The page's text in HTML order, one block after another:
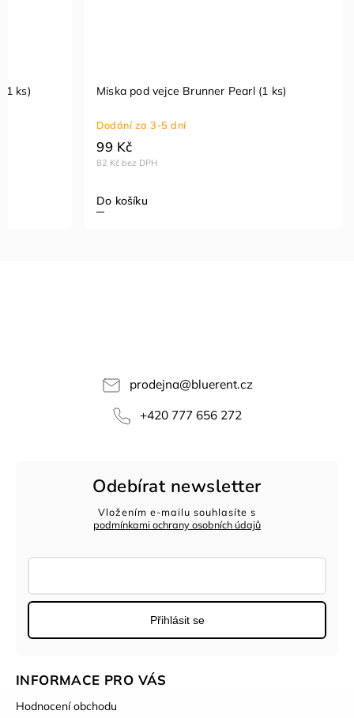
ks) Miska pod vejce Brunner Pearl (1 ks)
Dodání za 3-5 dní
82 Kč bez DPH
99 Kč
Do košíku
prodejna@bluerent.cz
+420 777 656 272
Odebírat newsletter
Vložením e-mailu souhlasíte s
podmínkami ochrany osobních údajů
Přihlásit se
INFORMACE PRO VÁS
Hodnocení obchodu